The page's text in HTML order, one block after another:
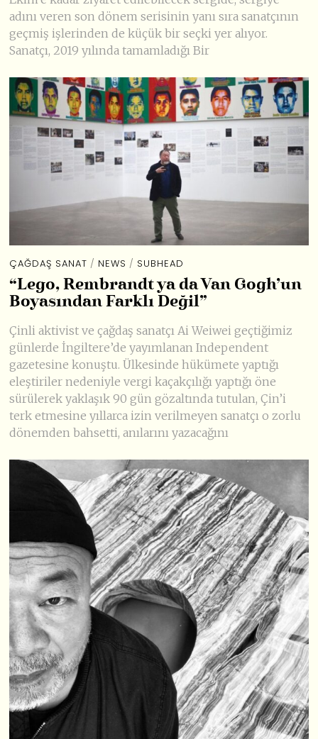
adını veren son dönem serisinin yanı sıra sanatçının
geçmiş işlerinden de küçük bir seçki yer alıyor.
Sanatçı, 2019 yılında tamamladığı Bir
ÇAĞDAŞ SANAT / NEWS / SUBHEAD
“Lego, Rembrandt ya da Van Gogh’un
Boyasından Farklı Değil”
Çinli aktivist ve çağdaş sanatçı Ai Weiwei geçtiğimiz
günlerde İngiltere’de yayımlanan Independent
gazetesine konuştu. Ülkesinde hükümete yaptığı
eleştiriler nedeniyle vergi kaçakçılığı yaptığı öne
sürülerek yaklaşık 90 gün gözaltında tutulan, Çin’i
terk etmesine yıllarca izin verilmeyen sanatçı o zorlu
dönemden bahsetti, anılarını yazacağını